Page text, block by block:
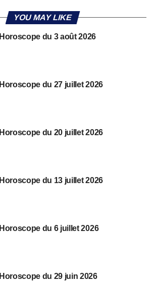
YOU MAY LIKE
Horoscope du 3 août 2026
Horoscope du 27 juillet 2026
Horoscope du 20 juillet 2026
Horoscope du 13 juillet 2026
Horoscope du 6 juillet 2026
Horoscope du 29 juin 2026